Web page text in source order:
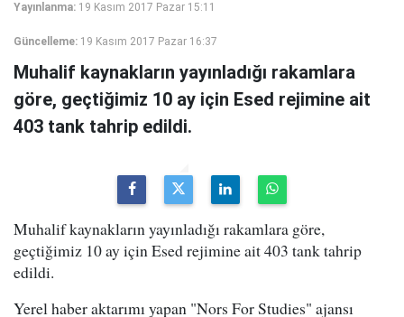
Yayınlanma: 19 Kasım 2017 Pazar 15:11
Güncelleme: 19 Kasım 2017 Pazar 16:37
Muhalif kaynakların yayınladığı rakamlara
göre, geçtiğimiz 10 ay için Esed rejimine ait
403 tank tahrip edildi.
Muhalif kaynakların yayınladığı rakamlara göre,
geçtiğimiz 10 ay için Esed rejimine ait 403 tank tahrip
edildi.
Yerel haber aktarımı yapan "Nors For Studies" ajansı